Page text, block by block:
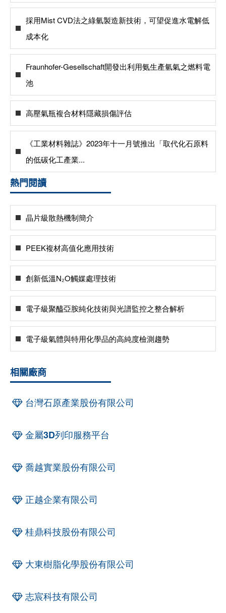
採用Mist CVD法之綠氫製造新技術，可望促進水電解低
成本化
Fraunhofer-Gesellschaft開發出利用氨生產氫氣之燃料電
池
高壓氣瓶複合材料隱藏損傷評估
《工業材料雜誌》2023年十一月號推出「取代化石原料
的低碳化工產業...
熱門閱讀
晶片級散熱機制簡介
PEEK複材高值化應用技術
創新低溫N₂O觸媒處理技術
電子級聚醯亞胺純化技術與光譜監控之整合解析
電子級氣體與特用化學品的高純度檢測趨勢
相關廠商
台灣石原產業股份有限公司
金屬3D列印服務平台
喬越實業股份有限公司
正越企業有限公司
桂鼎科技股份有限公司
大東樹脂化學股份有限公司
志宸科技有限公司